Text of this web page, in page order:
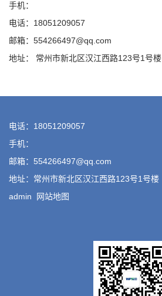
手机：
电话：18051209057
邮箱：554266497@qq.com
地址： 常州市新北区汉江西路123号1号楼
电话：18051209057
手机：
邮箱：554266497@qq.com
地址：常州市新北区汉江西路123号1号楼
admin
网站地图